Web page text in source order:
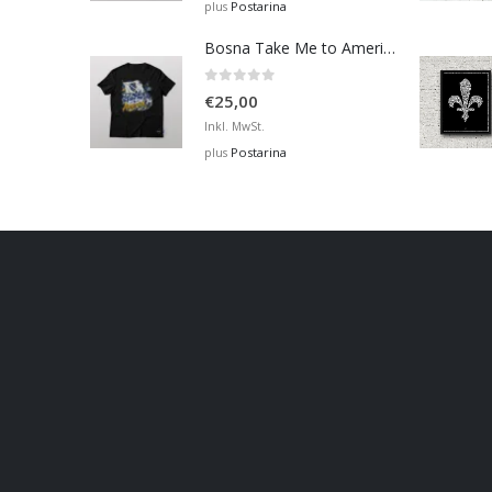
plus Postarina
Bosna Take Me to America Navijačka Majica 2
€25,00
Inkl. MwSt.
plus Postarina